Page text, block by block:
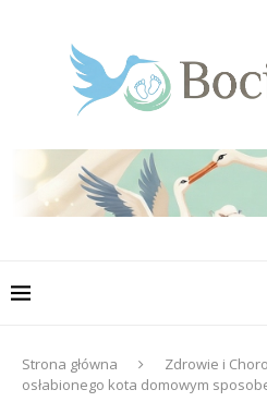
Strona główna Zdrowie i
osłabionego kota domowym